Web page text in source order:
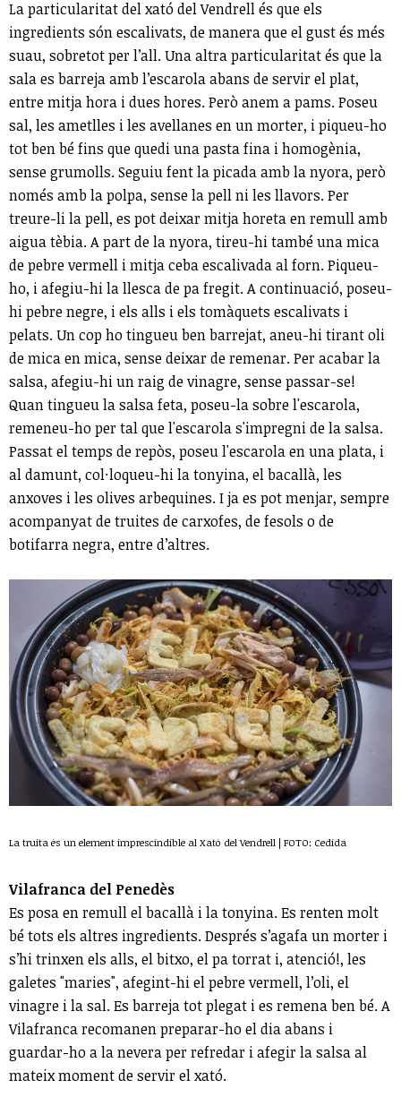
La particularitat del xató del Vendrell és que els
ingredients són escalivats, de manera que el gust és més
suau, sobretot per l’all. Una altra particularitat és que la
sala es barreja amb l’escarola abans de servir el plat,
entre mitja hora i dues hores. Però anem a pams. Poseu
sal, les ametlles i les avellanes en un morter, i piqueu-ho
tot ben bé fins que quedi una pasta fina i homogènia,
sense grumolls. Seguiu fent la picada amb la nyora, però
només amb la polpa, sense la pell ni les llavors. Per
treure-li la pell, es pot deixar mitja horeta en remull amb
aigua tèbia. A part de la nyora, tireu-hi també una mica
de pebre vermell i mitja ceba escalivada al forn. Piqueu-
ho, i afegiu-hi la llesca de pa fregit. A continuació, poseu-
hi pebre negre, i els alls i els tomàquets escalivats i
pelats. Un cop ho tingueu ben barrejat, aneu-hi tirant oli
de mica en mica, sense deixar de remenar. Per acabar la
salsa, afegiu-hi un raig de vinagre, sense passar-se!
Quan tingueu la salsa feta, poseu-la sobre l'escarola,
remeneu-ho per tal que l'escarola s'impregni de la salsa.
Passat el temps de repòs, poseu l'escarola en una plata, i
al damunt, col·loqueu-hi la tonyina, el bacallà, les
anxoves i les olives arbequines. I ja es pot menjar, sempre
acompanyat de truites de carxofes, de fesols o de
botifarra negra, entre d’altres.
La truita és un element imprescindible al Xató del Vendrell | FOTO: Cedida
Vilafranca del Penedès
Es posa en remull el bacallà i la tonyina. Es renten molt
bé tots els altres ingredients. Després s’agafa un morter i
s’hi trinxen els alls, el bitxo, el pa torrat i, atenció!, les
galetes "maries", afegint-hi el pebre vermell, l’oli, el
vinagre i la sal. Es barreja tot plegat i es remena ben bé. A
Vilafranca recomanen preparar-ho el dia abans i
guardar-ho a la nevera per refredar i afegir la salsa al
mateix moment de servir el xató.